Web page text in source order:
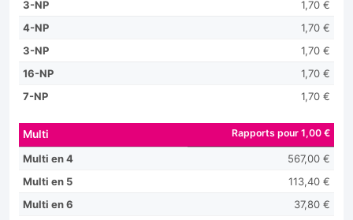
3-NP
1,70 €
4-NP
1,70 €
3-NP
1,70 €
16-NP
1,70 €
7-NP
1,70 €
Multi Rapports pour 1,00 €
Multi en 4
567,00 €
Multi en 5
113,40 €
Multi en 6
37,80 €